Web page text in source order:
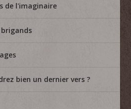
de l'imaginaire
brigands
bien un dernier vers ?